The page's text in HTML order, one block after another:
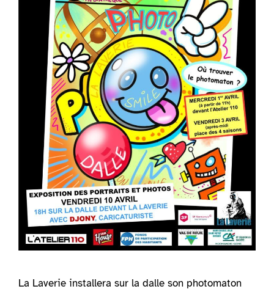
La Laverie installera sur la dalle son photomaton